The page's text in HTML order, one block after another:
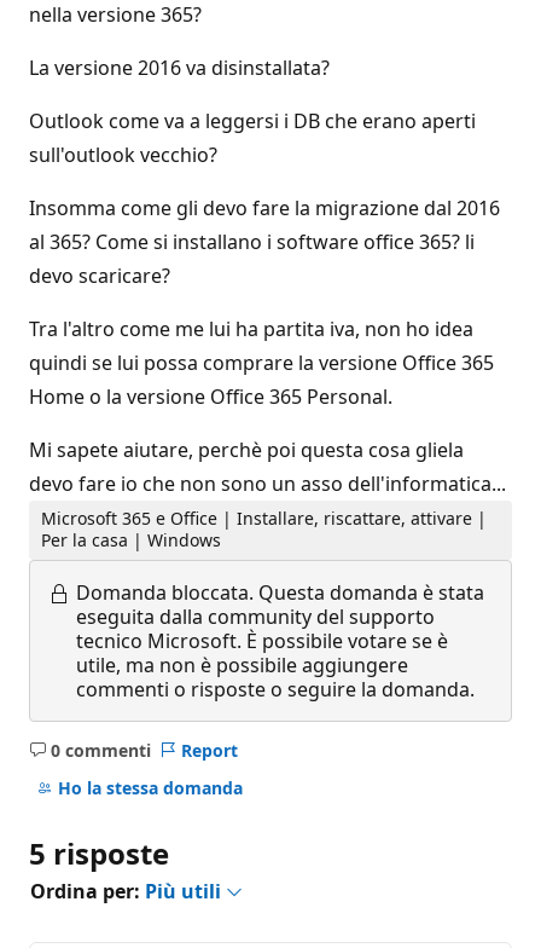
nella versione 365?
La versione 2016 va disinstallata?
Outlook come va a leggersi i DB che erano aperti
sull'outlook vecchio?
Insomma come gli devo fare la migrazione dal 2016
al 365? Come si installano i software office 365? li
devo scaricare?
Tra l'altro come me lui ha partita iva, non ho idea
quindi se lui possa comprare la versione Office 365
Home o la versione Office 365 Personal.
Mi sapete aiutare, perchè poi questa cosa gliela
devo fare io che non sono un asso dell'informatica...
Microsoft 365 e Office | Installare, riscattare, attivare |
Per la casa | Windows
Domanda bloccata. Questa domanda è stata
eseguita dalla community del supporto
tecnico Microsoft. È possibile votare se è
utile, ma non è possibile aggiungere
commenti o risposte o seguire la domanda.
0 commenti
Nessun
commento
Report
Ho la stessa domanda
5 risposte
Ordina per: Più utili